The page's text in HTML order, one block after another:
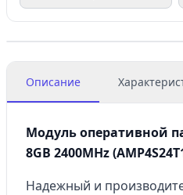
Описание
Модуль оперативной
8GB 2400MHz
Надежный и